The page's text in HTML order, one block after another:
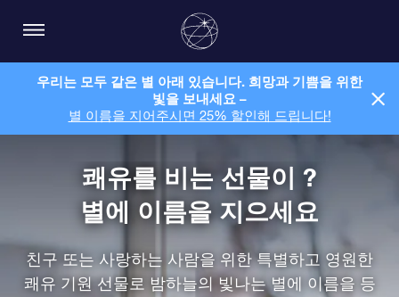
우리는 모두 같은 별 아래 있습니다. 희망과 기쁨을 위한
빛을 보내세요 –
별 이름을 지어주시면 25% 할인해 드립니다!
쾌유를 비는 선물이 ?
별에 이름을 지으세요
친구 또는 사랑하는 사람을 위한 특별하고 영원한
쾌유 기원 선물로 밤하늘의 빛나는 별에 이름을 등